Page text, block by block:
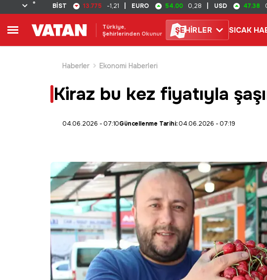
° BİST 13.775 -1,21 EURO 54.00 0,28 USD 47.38
Türkiye,
Şehirlerinden Okunur
ŞEHİRLER SICAK
Haberler
Ekonomi Haberleri
Kiraz bu kez fiyatıyla
04.06.2026 - 07:10Güncellenme Tarihi:04.06.2026 - 07:19